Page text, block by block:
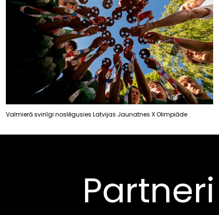
Valmierā svinīgi noslēgusies Latvijas Jaunatnes X Olimpiāde
Partneri